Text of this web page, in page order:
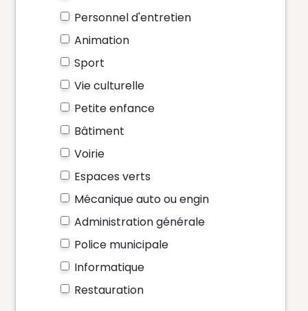
Personnel d'entretien
Animation
Sport
Vie culturelle
Petite enfance
Bâtiment
Voirie
Espaces verts
Mécanique auto ou engin
Administration générale
Police municipale
Informatique
Restauration